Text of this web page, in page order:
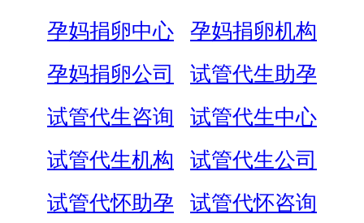
孕妈捐卵中心
孕妈捐卵机构
孕妈捐卵公司
试管代生助孕
试管代生咨询
试管代生中心
试管代生机构
试管代生公司
试管代怀助孕
试管代怀咨询